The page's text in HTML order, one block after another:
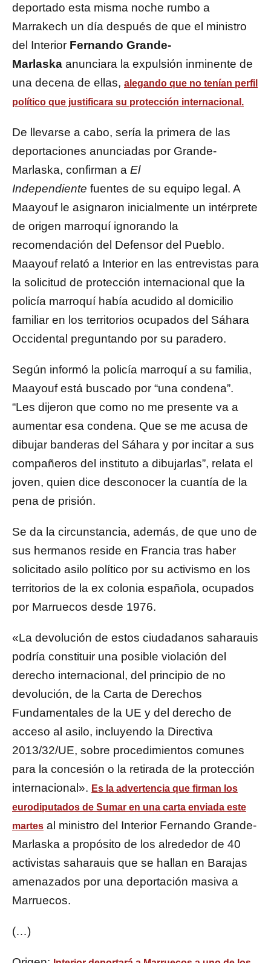
deportado esta misma noche rumbo a
Marrakech un día después de que el ministro
del Interior Fernando Grande-
Marlaska anunciara la expulsión inminente de
una decena de ellas, alegando que no tenían perfil
político que justificara su protección internacional.
De llevarse a cabo, sería la primera de las
deportaciones anunciadas por Grande-
Marlaska, confirman a El
Independiente fuentes de su equipo legal. A
Maayouf le asignaron inicialmente un intérprete
de origen marroquí ignorando la
recomendación del Defensor del Pueblo.
Maayouf relató a Interior en las entrevistas para
la solicitud de protección internacional que la
policía marroquí había acudido al domicilio
familiar en los territorios ocupados del Sáhara
Occidental preguntando por su paradero.
Según informó la policía marroquí a su familia,
Maayouf está buscado por “una condena”.
“Les dijeron que como no me presente va a
aumentar esa condena. Que se me acusa de
dibujar banderas del Sáhara y por incitar a sus
compañeros del instituto a dibujarlas”, relata el
joven, quien dice desconocer la cuantía de la
pena de prisión.
Se da la circunstancia, además, de que uno de
sus hermanos reside en Francia tras haber
solicitado asilo político por su activismo en los
territorios de la ex colonia española, ocupados
por Marruecos desde 1976.
«La devolución de estos ciudadanos saharauis
podría constituir una posible violación del
derecho internacional, del principio de no
devolución, de la Carta de Derechos
Fundamentales de la UE y del derecho de
acceso al asilo, incluyendo la Directiva
2013/32/UE, sobre procedimientos comunes
para la concesión o la retirada de la protección
internacional». Es la advertencia que firman los
eurodiputados de Sumar en una carta enviada este
martes al ministro del Interior Fernando Grande-
Marlaska a propósito de los alrededor de 40
activistas saharauis que se hallan en Barajas
amenazados por una deportación masiva a
Marruecos.
(…)